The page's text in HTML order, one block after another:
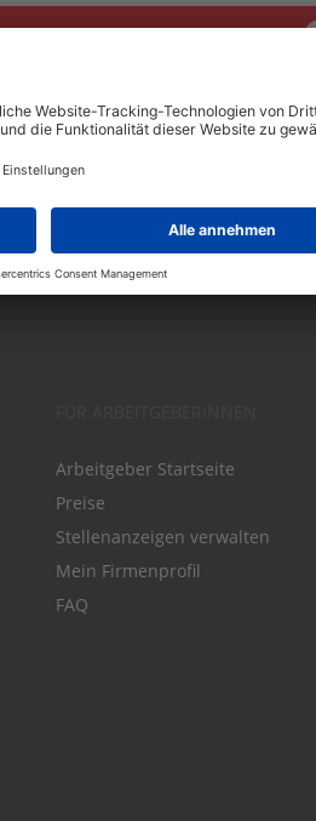
Arbeitgeber Startseite
Preise
Stellenanzeigen verwalten
Mein Firmenprofil
FAQ